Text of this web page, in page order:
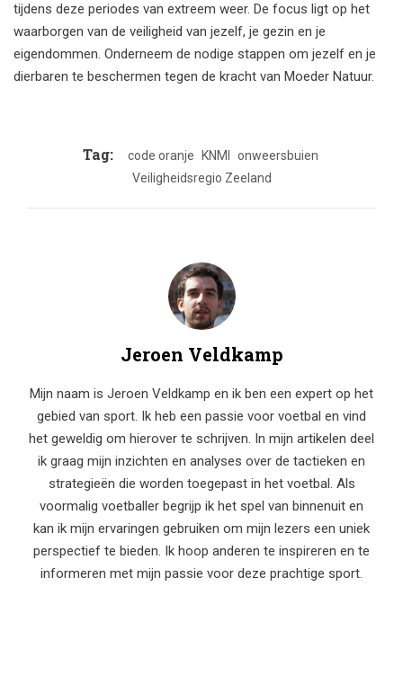
tijdens deze periodes van extreem weer. De focus ligt op het
waarborgen van de veiligheid van jezelf, je gezin en je
eigendommen. Onderneem de nodige stappen om jezelf en je
dierbaren te beschermen tegen de kracht van Moeder Natuur.
Tag: code oranje KNMI
onweersbuien
Veiligheidsregio Zeeland
Jeroen Veldkamp
Mijn naam is Jeroen Veldkamp en ik ben een expert op het
gebied van sport. Ik heb een passie voor voetbal en vind
het geweldig om hierover te schrijven. In mijn artikelen deel
ik graag mijn inzichten en analyses over de tactieken en
strategieën die worden toegepast in het voetbal. Als
voormalig voetballer begrijp ik het spel van binnenuit en
kan ik mijn ervaringen gebruiken om mijn lezers een uniek
perspectief te bieden. Ik hoop anderen te inspireren en te
informeren met mijn passie voor deze prachtige sport.